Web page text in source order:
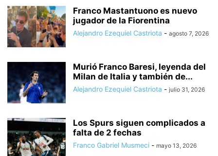
Franco Mastantuono es nuevo
jugador de la Fiorentina
Alejandro Ezequiel Castriota - agosto 7, 2026
Murió Franco Baresi, leyenda del
Milan de Italia y también de...
Alejandro Ezequiel Castriota - julio 31, 2026
Los Spurs siguen complicados a
falta de 2 fechas
Franco Gabriel Musmeci - mayo 13, 2026